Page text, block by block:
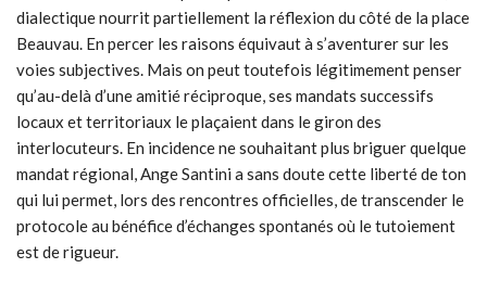
dialectique nourrit partiellement la réflexion du côté de la place
Beauvau. En percer les raisons équivaut à s’aventurer sur les
voies subjectives. Mais on peut toutefois légitimement penser
qu’au-delà d’une amitié réciproque, ses mandats successifs
locaux et territoriaux le plaçaient dans le giron des
interlocuteurs. En incidence ne souhaitant plus briguer quelque
mandat régional, Ange Santini a sans doute cette liberté de ton
qui lui permet, lors des rencontres officielles, de transcender le
protocole au bénéfice d’échanges spontanés où le tutoiement
est de rigueur.